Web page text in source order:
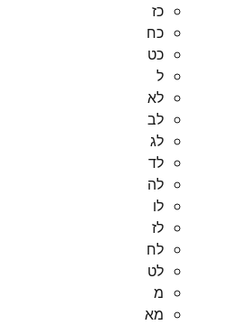
כז
כח
כט
ל
לא
לב
לג
לד
לה
לו
לז
לח
לט
מ
מא